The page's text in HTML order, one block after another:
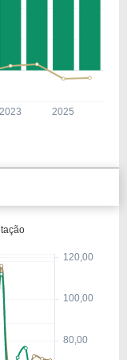
de
o lançamento
em 1917, e
em
A, o
Oval
a
para o
lançou o
totalmente